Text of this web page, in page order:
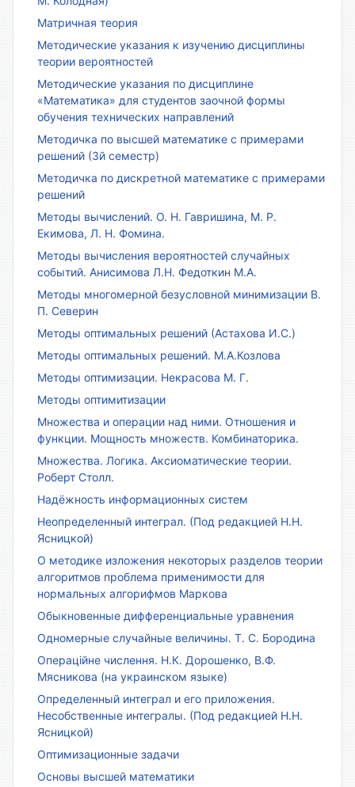
Матричная теория
Методические указания к изучению дисциплины
теории вероятностей
Методические указания по дисциплине
«Математика» для студентов заочной формы
обучения технических направлений
Методичка по высшей математике с примерами
решений (3й семестр)
Методичка по дискретной математике с примерами
решений
Методы вычислений. О. Н. Гавришина, М. Р.
Екимова, Л. Н. Фомина.
Методы вычисления вероятностей случайных
событий. Анисимова Л.Н. Федоткин М.А.
Методы многомерной безусловной минимизации В.
П. Северин
Методы оптимальных решений (Астахова И.С.)
Методы оптимальных решений. М.А.Козлова
Методы оптимизации. Некрасова М. Г.
Методы оптимитизации
Множества и операции над ними. Отношения и
функции. Мощность множеств. Комбинаторика.
Множества. Логика. Аксиоматические теории.
Роберт Столл.
Надёжность информационных систем
Неопределенный интеграл. (Под редакцией Н.Н.
Ясницкой)
О методике изложения некоторых разделов теории
алгоритмов проблема применимости для
нормальных алгорифмов Маркова
Обыкновенные дифференциальные уравнения
Одномерные случайные величины. Т. С. Бородина
Операційне числення. Н.К. Дорошенко, В.Ф.
Мясникова (на украинском языке)
Определенный интеграл и его приложения.
Несобственные интегралы. (Под редакцией Н.Н.
Ясницкой)
Оптимизационные задачи
Основы высшей математики